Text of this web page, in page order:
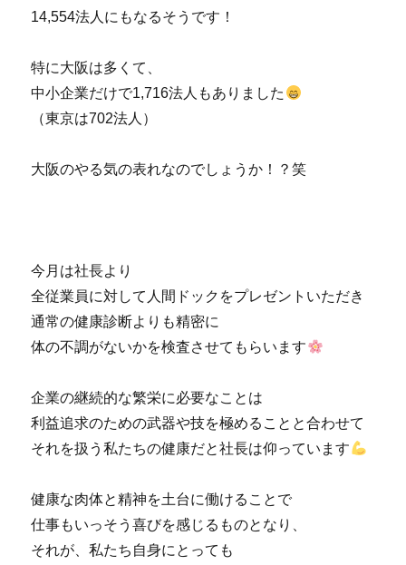
14,554法人にもなるそうです！
特に大阪は多くて、
中小企業だけで1,716法人もありました
（東京は702法人）
大阪のやる気の表れなのでしょうか！？笑
今月は社長より
全従業員に対して人間ドックをプレゼントいただき
通常の健康診断よりも精密に
体の不調がないかを検査させてもらいます
企業の継続的な繁栄に必要なことは
利益追求のための武器や技を極めることと合わせて
それを扱う私たちの健康だと社長は仰っています
健康な肉体と精神を土台に働けることで
仕事もいっそう喜びを感じるものとなり、
それが、私たち自身にとっても